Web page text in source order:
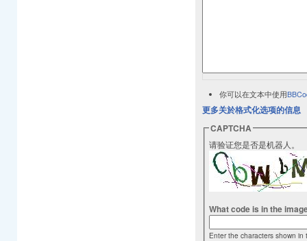
你可以在文本中使用
更多关於格式化选项的信息
CAPTCHA
请验证您是否是机器人。
What code is in the
Enter the characters shown in